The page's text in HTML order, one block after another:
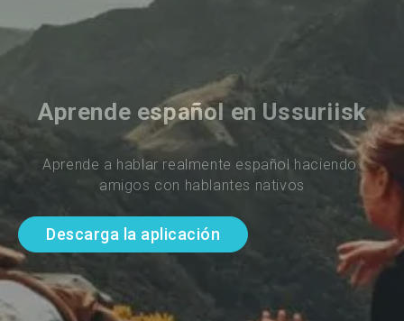
Aprende español en Ussuriisk
Aprende a hablar realmente español haciendo
amigos con hablantes nativos
Descarga la aplicación